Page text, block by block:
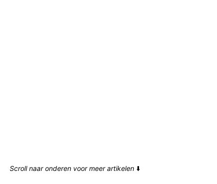
Scroll naar onderen voor meer artikelen ⬇️